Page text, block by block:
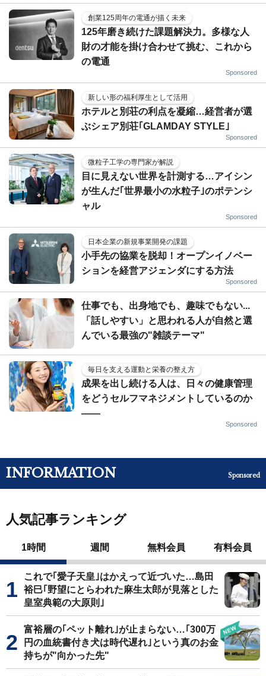
創業125周年の電通が描く未来
125年磨き続けた課題解決力。多様な人
財の才能を掛け合わせて挑む、これから
の電通
Sponsored
新しい形の福利厚生として活用
ホテルと別荘の利点を凝縮…経営者が選
ぶシェア別荘｢GLAMDAY STYLE｣
Sponsored
微粒子工学の専門家が解説
目に見えない世界を計測する…アイシン
が生んだ｢世界最小の水粒子｣のポテンシ
ャル
Sponsored
日本企業の新規事業開発の課題
小手先の協業を脱却！オープンイノベー
ションを経営アジェンダにする方法
Sponsored
仕事でも、出身地でも、趣味でもない...
「話しやすい」と思われる人が自然と選
んでいる最強の"雑談テーマ"
毎日を支える運動と栄養の整え方
成果を出し続ける人は、日々の健康管理
をどうセルフマネジメントしているのか
——
Sponsored
INFORMATION Sponsored
人気記事ランキング
1時間 週間 無料会員 有料会員
これで｢愛子天皇｣はかえって近づいた…島田
裕巳｢野望にとらわれた麻生太郎が見落とした
皇室典範の大原則｣
富裕層の｢ペット離れ｣が止まらない…｢300万
円の血統書付き犬は時代遅れ｣という真のお金
持ちが"向かった先"